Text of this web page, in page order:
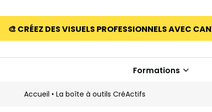
🎨 CRÉEZ DES VISUELS PROFESSIONNELS AVEC
Formations
Accueil • La boîte à outils CréActifs